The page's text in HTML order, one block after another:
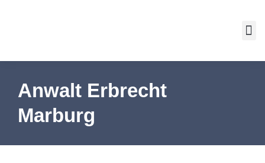
Anwalt Erbrecht
Marburg